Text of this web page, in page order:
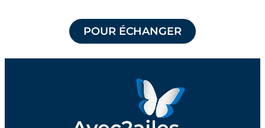
POUR ÉCHANGER